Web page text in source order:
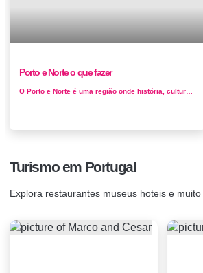
Porto e Norte o que fazer
Turismo em Portugal
Explora restaurantes museus hoteis e